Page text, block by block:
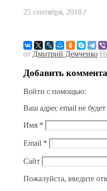
25 сентября, 2018 /
от Дмитрий Демченко
Добавить
Войти с помощью:
Ваш адрес email не
Имя *
Email *
Сайт
Пожалуйста, введите